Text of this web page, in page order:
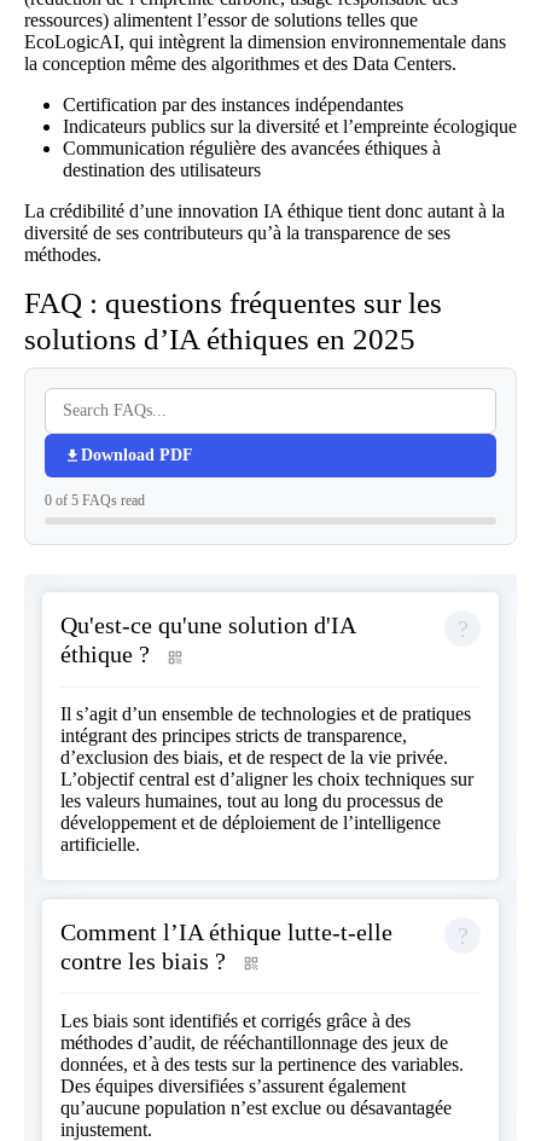
ressources) alimentent l’essor de solutions telles que
EcoLogicAI, qui intègrent la dimension environnementale dans
la conception même des algorithmes et des Data Centers.
Certification par des instances indépendantes
Indicateurs publics sur la diversité et l’empreinte écologique
Communication régulière des avancées éthiques à
destination des utilisateurs
La crédibilité d’une innovation IA éthique tient donc autant à la
diversité de ses contributeurs qu’à la transparence de ses
méthodes.
FAQ : questions fréquentes sur les
solutions d’IA éthiques en 2025
Download PDF
0 of 5 FAQs read
Qu'est-ce qu'une solution d'IA
éthique ?
Il s’agit d’un ensemble de technologies et de pratiques
intégrant des principes stricts de transparence,
d’exclusion des biais, et de respect de la vie privée.
L’objectif central est d’aligner les choix techniques sur
les valeurs humaines, tout au long du processus de
développement et de déploiement de l’intelligence
artificielle.
Comment l’IA éthique lutte-t-elle
contre les biais ?
Les biais sont identifiés et corrigés grâce à des
méthodes d’audit, de rééchantillonnage des jeux de
données, et à des tests sur la pertinence des variables.
Des équipes diversifiées s’assurent également
qu’aucune population n’est exclue ou désavantagée
injustement.